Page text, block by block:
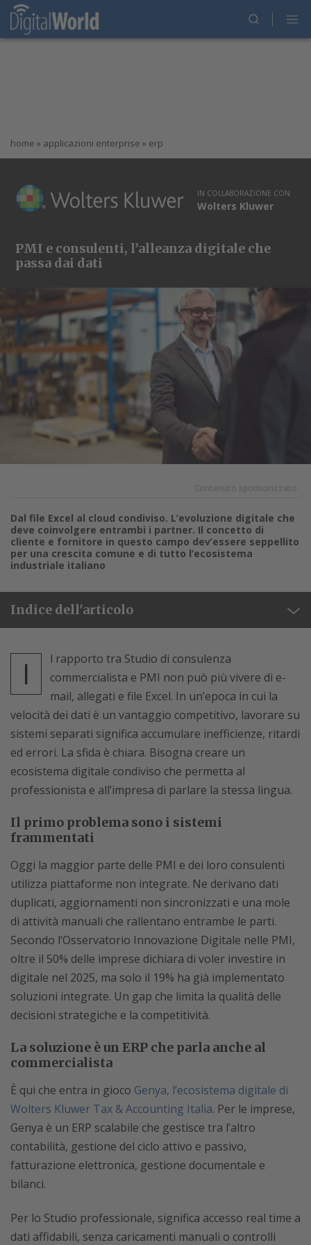
home » applicazioni enterprise » erp
IN COLLABORAZIONE CON
Wolters Kluwer
PMI e consulenti, l’alleanza digitale che
passa dai dati
Dal file Excel al cloud condiviso. L’evoluzione digitale che
deve coinvolgere entrambi i partner. Il concetto di
cliente e fornitore in questo campo dev’essere seppellito
per una crescita comune e di tutto l’ecosistema
industriale italiano
Indice dell'articolo
I
l rapporto tra Studio di consulenza
commercialista e PMI non può più vivere di e-
mail, allegati e file Excel. In un’epoca in cui la
velocità dei dati è un vantaggio competitivo, lavorare su
sistemi separati significa accumulare inefficienze, ritardi
ed errori. La sfida è chiara. Bisogna creare un
ecosistema digitale condiviso che permetta al
professionista e all’impresa di parlare la stessa lingua.
Il primo problema sono i sistemi
frammentati
Oggi la maggior parte delle PMI e dei loro consulenti
utilizza piattaforme non integrate. Ne derivano dati
duplicati, aggiornamenti non sincronizzati e una mole
di attività manuali che rallentano entrambe le parti.
Secondo l’Osservatorio Innovazione Digitale nelle PMI,
oltre il 50% delle imprese dichiara di voler investire in
digitale nel 2025, ma solo il 19% ha già implementato
soluzioni integrate. Un gap che limita la qualità delle
decisioni strategiche e la competitività.
La soluzione è un ERP che parla anche al
commercialista
È qui che entra in gioco Genya, l’ecosistema digitale di
Wolters Kluwer Tax & Accounting Italia. Per le imprese,
Genya è un ERP scalabile che gestisce tra l’altro
contabilità, gestione del ciclo attivo e passivo,
fatturazione elettronica, gestione documentale e
bilanci.
Per lo Studio professionale, significa accesso real time a
dati affidabili, senza caricamenti manuali o controlli